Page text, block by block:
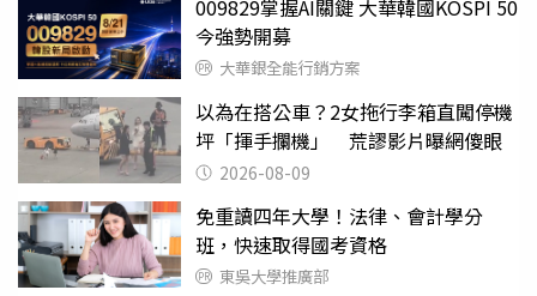
009829掌握AI關鍵 大華韓國KOSPI 50
今強勢開募
大華銀全能行銷方案
以為在搭公車？2女拖行李箱直闖停機
坪「揮手攔機」 荒謬影片曝網傻眼
2026-08-09
免重讀四年大學！法律、會計學分
班，快速取得國考資格
東吳大學推廣部